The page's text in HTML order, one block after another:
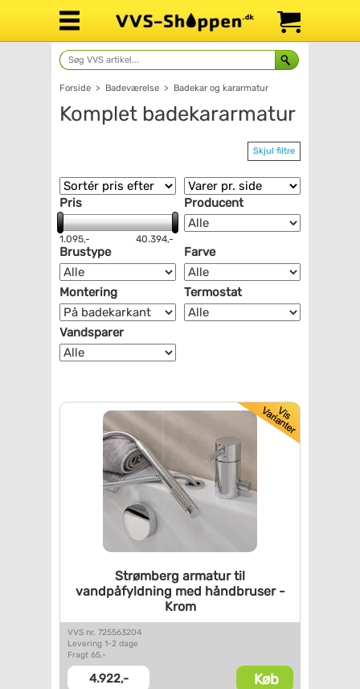
Forside > Badeværelse > Badekar og kararmatur
Komplet badekararmatur
Skjul filtre
Pris
1.095,- 40.394,-
Producent
Brustype Farve
Montering Termostat
Vandsparer
Strømberg armatur til
vandpåfyldning med håndbruser-
Krom
VVS nr. 725563204
Levering 1-2 dage
Fragt 65,-
4.922,- Køb